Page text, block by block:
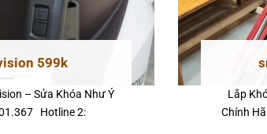
599k
– Sửa Khóa Như Ý
Hotline 2:
Lắp
Chính